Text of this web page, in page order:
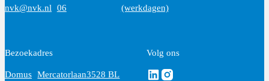
nvk@nvk.nl 06
(werkdagen)
Bezoekadres
Domus Mercatorlaan3528 BL
Volg ons
Volg ons via Linkedin
Volg ons via Instagram